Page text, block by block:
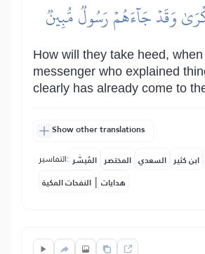
وَقَدۡ جَآءَهُمۡ رَسُولٞ مُّبِينٞ
How will they take heed,
messenger who explained
clearly has already come to
Show other translations
التفاسير: المُيسَّر المختصر السعدي ابن كثير
النفحات المكية | هدايات